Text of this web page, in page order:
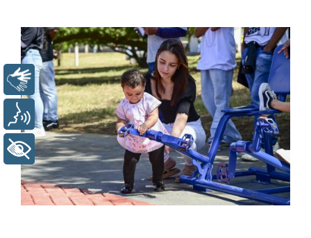
Libras
Voz
+ Acessibilidade